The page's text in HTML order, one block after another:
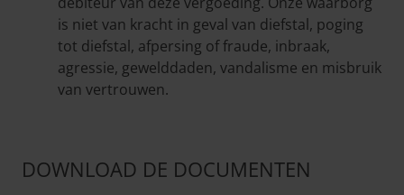
is niet van kracht in geval van diefstal, poging
tot diefstal, afpersing of fraude, inbraak,
agressie, gewelddaden, vandalisme en misbruik
van vertrouwen.
DOWNLOAD DE DOCUMENTEN